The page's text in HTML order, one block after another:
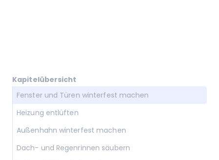
Kapitelübersicht
Fenster und Türen winterfest machen
Heizung entlüften
Außenhahn winterfest machen
Dach- und Regenrinnen säubern